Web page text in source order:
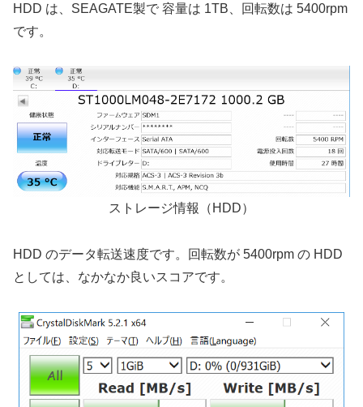
HDD は、SEAGATE製で 容量は 1TB、回転数は 5400rpm
です。
ストレージ情報（HDD）
HDD のデータ転送速度です。回転数が 5400rpm の HDD
としては、なかなか良いスコアです。